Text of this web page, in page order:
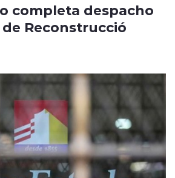
completa despacho
Reconstrucció